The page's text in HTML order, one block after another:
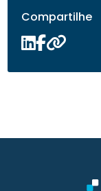
Compartilhe